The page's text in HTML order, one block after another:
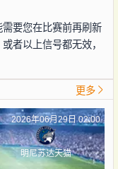
需要您在比赛前再刷新
者以上信号都无效，
更多
2026年06月29日 02:00
明尼苏达天猫